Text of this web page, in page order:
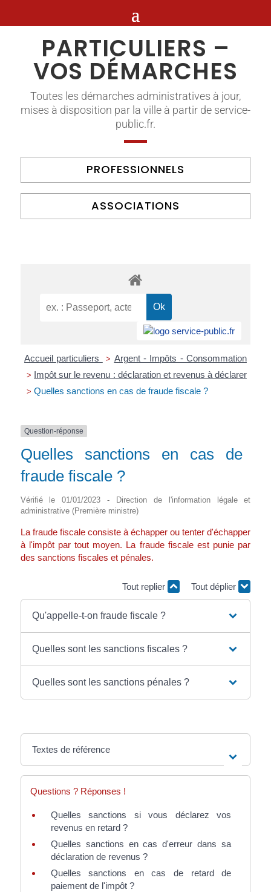
PARTICULIERS –
VOS DÉMARCHES
Toutes les démarches administratives à jour,
mises à disposition par la ville à partir de service-
public.fr.
PROFESSIONNELS
ASSOCIATIONS
Accueil particuliers > Argent - Impôts - Consommation
> Impôt sur le revenu : déclaration et revenus à déclarer
> Quelles sanctions en cas de fraude fiscale ?
Question-réponse
Quelles sanctions en cas de
fraude fiscale ?
Vérifié le 01/01/2023 - Direction de l'information légale et
administrative (Première ministre)
La fraude fiscale consiste à échapper ou tenter d'échapper
à l'impôt par tout moyen. La fraude fiscale est punie par
des sanctions fiscales et pénales.
Tout replier Tout déplier
Qu'appelle-t-on fraude fiscale ?
Quelles sont les sanctions fiscales ?
Quelles sont les sanctions pénales ?
Textes de référence
Questions ? Réponses !
Quelles sanctions si vous déclarez vos
revenus en retard ?
Quelles sanctions en cas d'erreur dans sa
déclaration de revenus ?
Quelles sanctions en cas de retard de
paiement de l'impôt ?